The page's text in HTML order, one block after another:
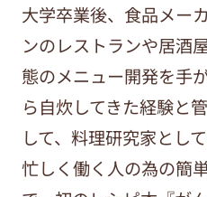
大学卒業後、食品メー
ンのレストランや居酒
態のメニュー開発を手
ら自炊してきた経験と
して、料理研究家とし
忙しく働く人の為の簡